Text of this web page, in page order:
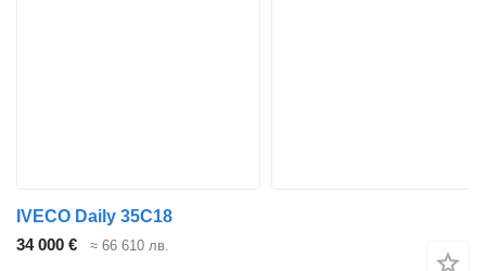
IVECO Daily 35C18
34 000 €
≈ 66 610 лв.